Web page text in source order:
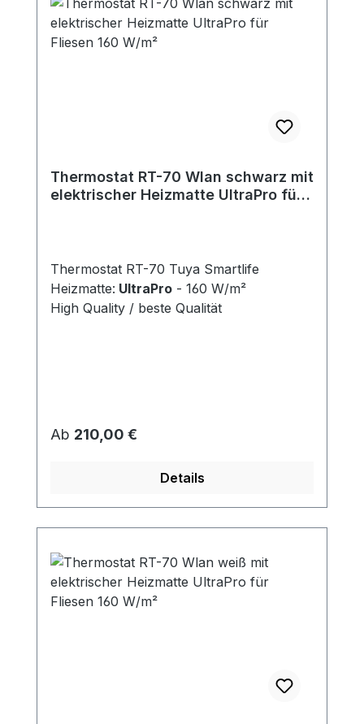
Thermostat RT-70 Wlan schwarz mit
elektrischer Heizmatte UltraPro für
Thermostat RT-70 Tuya Smartlife
Heizmatte: UltraPro - 160 W/m²
High Quality / beste Qualität
Regulärer Preis:
Ab 210,00 €
Details